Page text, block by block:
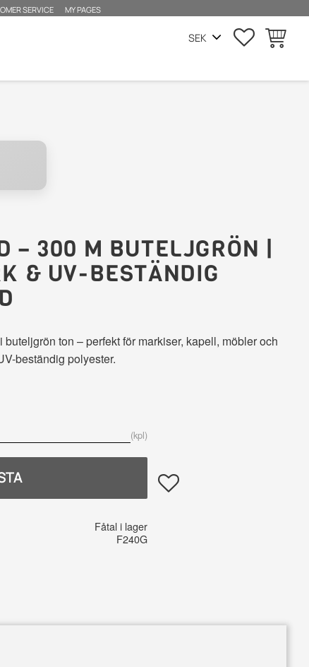
SERVICE MY PAGES
SUOSIKIT
– 300 M BUTELJGRÖN |
& UV-BESTÄNDIG
ton – perfekt för markiser, kapell, möbler och
beständig polyester.
hinta:
kpl
Lisää suosikiksi
Fåtal i lager
F240G